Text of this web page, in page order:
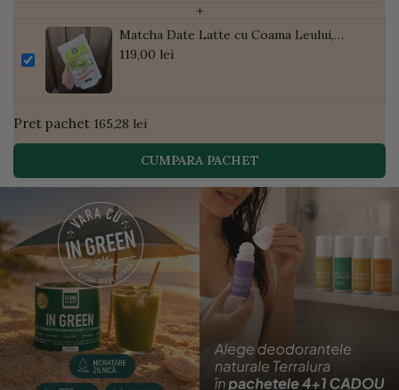
+
Matcha Date Latte cu Coama Leului,
Pudră de Curmale și Ghimbir, ECO, 300g
119,00 lei
Pret pachet 165,28 lei
CUMPARA PACHET